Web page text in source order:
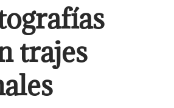
trajes